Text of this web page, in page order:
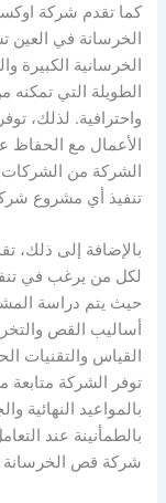
كما تقدم شركة
الخرسانة في العين
الخرسانية الكبيرة
الطويلة التي تمكنه
واحترافية. لذلك،
الأعمال مع الحفاظ
الشركة من الشركات
تنفيذ أي مشروع
بالإضافة إلى
لكل من يرغب في
حيث يتم دراسة
أساليب القص
القياس والتقنيات
توفر الشركة متابعة
بالمواعيد النهائية
بالطمأنينة عند
شركة قص الخرسانة